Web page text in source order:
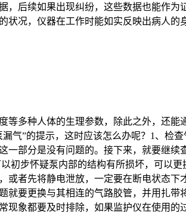
后续如果出现纠纷，这些数据也能作
况，仪器在工作时能如实反映出病人
多种人体的生理参数，除此之外，还
气”的提示，这时应该怎么办呢？1、检
部分是没有问题的。接下来，就要继
步怀疑泵内部的结构有所损坏，可以
者先将静电泄放，一定要在断电状态
要更换与其相连的气路胶管，并用扎带
象都要及时排除，如果监护仪在使用的